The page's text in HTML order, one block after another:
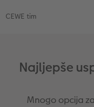
CEWE tim
Najljepše
Mnogo opcija